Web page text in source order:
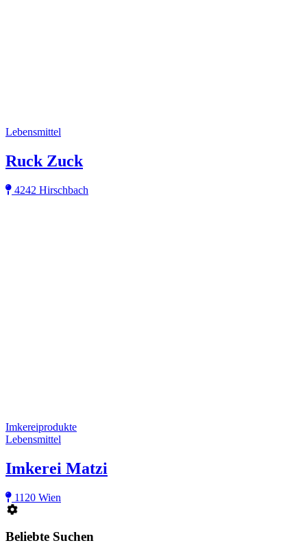
Lebensmittel
Ruck Zuck
4242 Hirschbach
Imkereiprodukte
Lebensmittel
Imkerei Matzi
1120 Wien
Beliebte Suchen